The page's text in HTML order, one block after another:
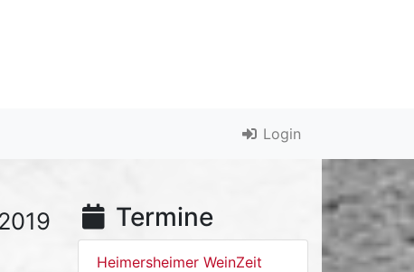
Login
Termine
Heimersheimer WeinZeit